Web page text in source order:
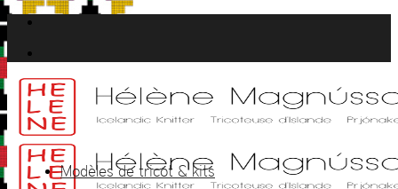
Passer
au
contenu
Modèles de tricot & kits